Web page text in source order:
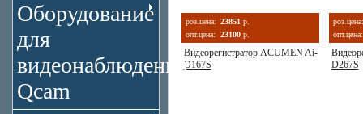
Оборудование
для
видеонаблюдения
Qcam
роз.цена: 23851 р.
опт.цена:
23100 р.
Видеорегистратор ACUMEN Ai-
D167S
роз.цена:
опт.цена:
D267S